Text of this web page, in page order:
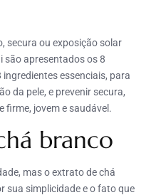
secura ou exposição solar
são apresentados os 8
essenciais, para
da pele, e prevenir secura,
firme, jovem e saudável.
branco
mas o extrato de chá
sua simplicidade e o fato que